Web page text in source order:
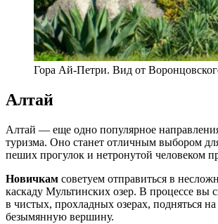
Гора Ай-Петри. Вид от
Алтай
Алтай — еще одно популярное
туризма. Оно станет отличным выбором
пеших прогулок и нетронутой человеком
Новичкам советуем отправиться в
каскаду Мультинских озер. В процессе вы
в чистых, прохладных озерах, подняться
безымянную вершину.